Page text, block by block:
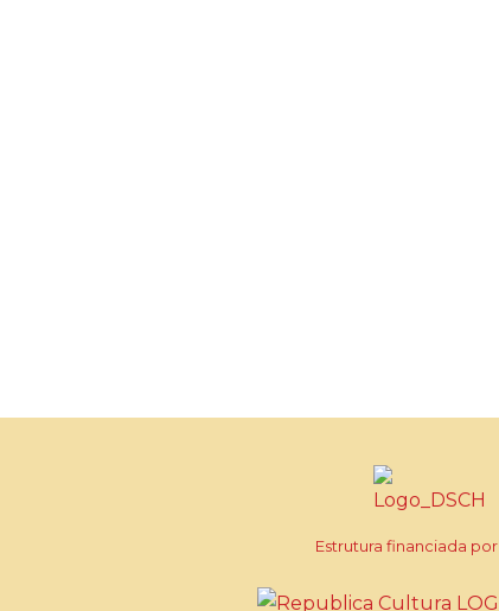
Estrutura financiada por